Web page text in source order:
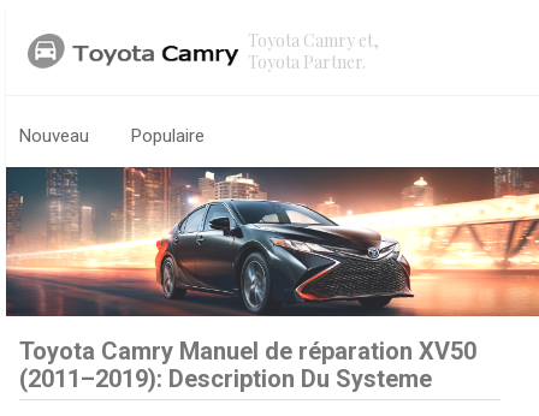
Toyota Camry et,
Toyota Partner.
Nouveau Populaire
Toyota Camry Manuel de réparation XV50
(2011–2019): Description Du Systeme